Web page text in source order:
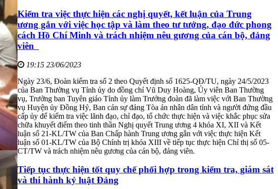
Kiểm tra việc thực hiện các nghị quyết, kết luận của Trung
ương gắn với việc học tập và làm theo tư tưởng, đạo đức phong
cách Hồ Chí Minh và trách nhiệm nêu gương của cán bộ, đảng
viên
19:15 23/06/2023
Ngày 23/6, Đoàn kiểm tra số 2 theo Quyết định số 1625-QĐ/TU, ngày 24/5/2023
của Ban Thường vụ Tỉnh ủy do đồng chí Vũ Duy Hoàng, Ủy viên Ban Thường
vụ, Trưởng ban Tuyên giáo Tỉnh ủy làm Trưởng đoàn đã làm việc với Ban Thường
vụ Huyện ủy Đồng Hỷ, Ban cán sự đảng Tòa án nhân dân tỉnh và người đứng đầu
cấp ủy để kiểm tra việc lãnh đạo, chỉ đạo, tổ chức thực hiện và việc khắc phục sửa
chữa khuyết điểm theo tinh thần Nghị quyết Trung ương 4 khóa XI, XII và Kết
luận số 21-KL/TW của Ban Chấp hành Trung ương gắn với việc thực hiện Kết
luận số 01-KL/TW của Bộ Chính trị khóa XIII về tiếp tục thực hiện Chỉ thị số 05-
CT/TW và trách nhiệm nêu gương của cán bộ, đảng viên.
Tiếp tục thực hiện tốt quy chế phối hợp trong kiểm tra, giám sát
và thi hành kỷ luật Đảng